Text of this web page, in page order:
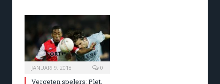
JANUARI 9, 2018 0
Vergeten spelers: Plet,